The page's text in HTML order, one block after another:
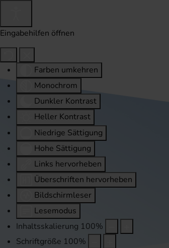
Eingabehilfen öffnen
Farben umkehren
Monochrom
Dunkler Kontrast
Heller Kontrast
Niedrige Sättigung
Hohe Sättigung
Links hervorheben
Überschriften hervorheben
Bildschirmleser
Lesemodus
Inhaltsskalierung 100%
Schriftgröße 100%